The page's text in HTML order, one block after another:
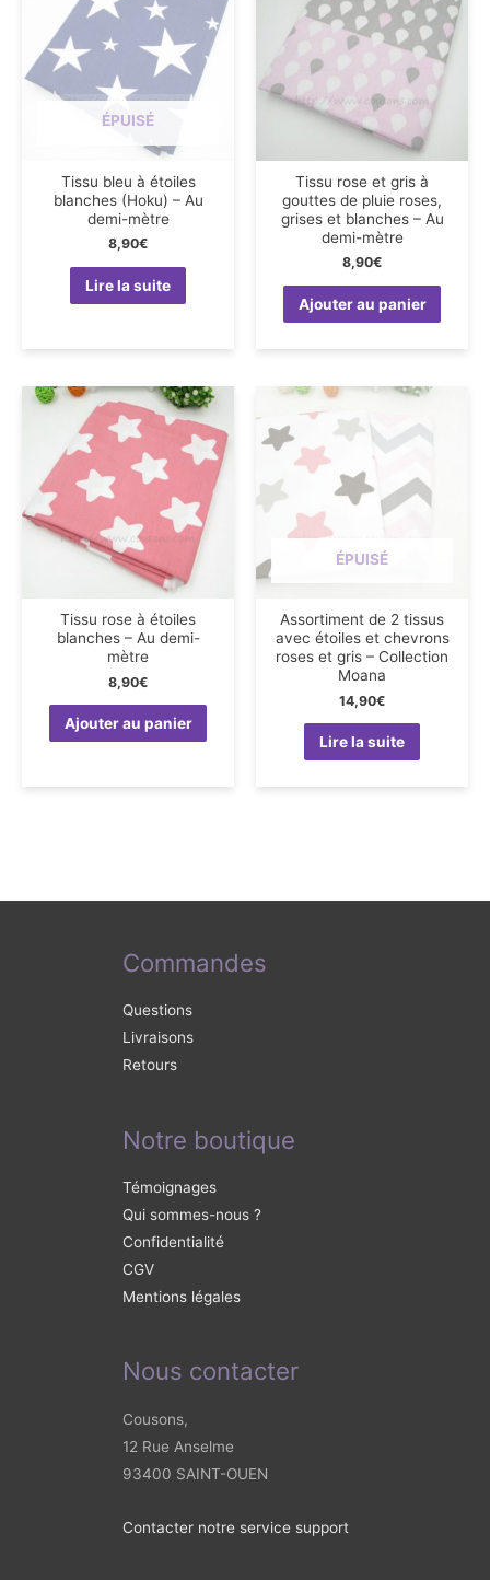
ÉPUISÉ
Tissu bleu à étoiles
blanches (Hoku) – Au
demi-mètre
8,90€
Lire la suite
Tissu rose et gris à
gouttes de pluie roses,
grises et blanches – Au
demi-mètre
8,90€
Ajouter au panier
Tissu rose à étoiles
blanches – Au demi-
mètre
8,90€
Ajouter au panier
ÉPUISÉ
Assortiment de 2 tissus
avec étoiles et chevrons
roses et gris – Collection
Moana
14,90€
Lire la suite
Commandes
Questions
Livraisons
Retours
Notre boutique
Témoignages
Qui sommes-nous ?
Confidentialité
CGV
Mentions légales
Nous contacter
Cousons,
12 Rue Anselme
93400 SAINT-OUEN
Contacter notre service support